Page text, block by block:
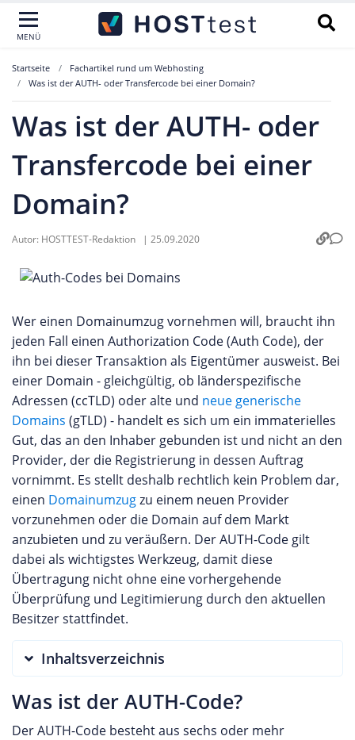
MENÜ
Startseite
Fachartikel rund um Webhosting
Was ist der AUTH- oder Transfercode bei einer Domain?
Was ist der AUTH- oder
Transfercode bei einer
Domain?
Autor: HOSTTEST-Redaktion | 25.09.2020
Wer einen Domainumzug vornehmen will, braucht ihn
jeden Fall einen Authorization Code (Auth Code), der
ihn bei dieser Transaktion als Eigentümer ausweist. Bei
einer Domain - gleichgültig, ob länderspezifische
Adressen (ccTLD) oder alte und neue generische
Domains (gTLD) - handelt es sich um ein immaterielles
Gut, das an den Inhaber gebunden ist und nicht an den
Provider, der die Registrierung in dessen Auftrag
vornimmt. Es stellt deshalb rechtlich kein Problem dar,
einen Domainumzugzu einem neuen Provider
vorzunehmen oder die Domain auf dem Markt
anzubieten und zu veräußern. Der AUTH-Code gilt
dabei als wichtigstes Werkzeug, damit diese
Übertragung nicht ohne eine vorhergehende
Überprüfung und Legitimierung durch den aktuellen
Besitzer stattfindet.
Inhaltsverzeichnis
Was ist der AUTH-Code?
Der AUTH-Code besteht aus sechs oder mehr